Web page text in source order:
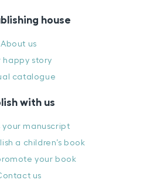
house
About us
happy story
catalogue
with us
your manuscript
a children’s book
your book
us